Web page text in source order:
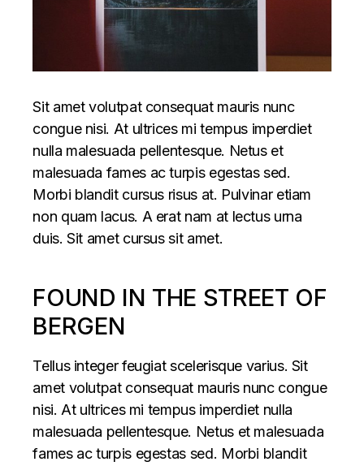
Sit amet volutpat consequat mauris nunc
congue nisi. At ultrices mi tempus imperdiet
nulla malesuada pellentesque. Netus et
malesuada fames ac turpis egestas sed.
Morbi blandit cursus risus at. Pulvinar etiam
non quam lacus. A erat nam at lectus urna
duis. Sit amet cursus sit amet.
FOUND IN THE STREET OF
BERGEN
Tellus integer feugiat scelerisque varius. Sit
amet volutpat consequat mauris nunc congue
nisi. At ultrices mi tempus imperdiet nulla
malesuada pellentesque. Netus et malesuada
fames ac turpis egestas sed. Morbi blandit